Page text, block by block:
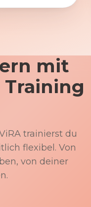
mit
trainierst du
flexibel. Von
von deiner